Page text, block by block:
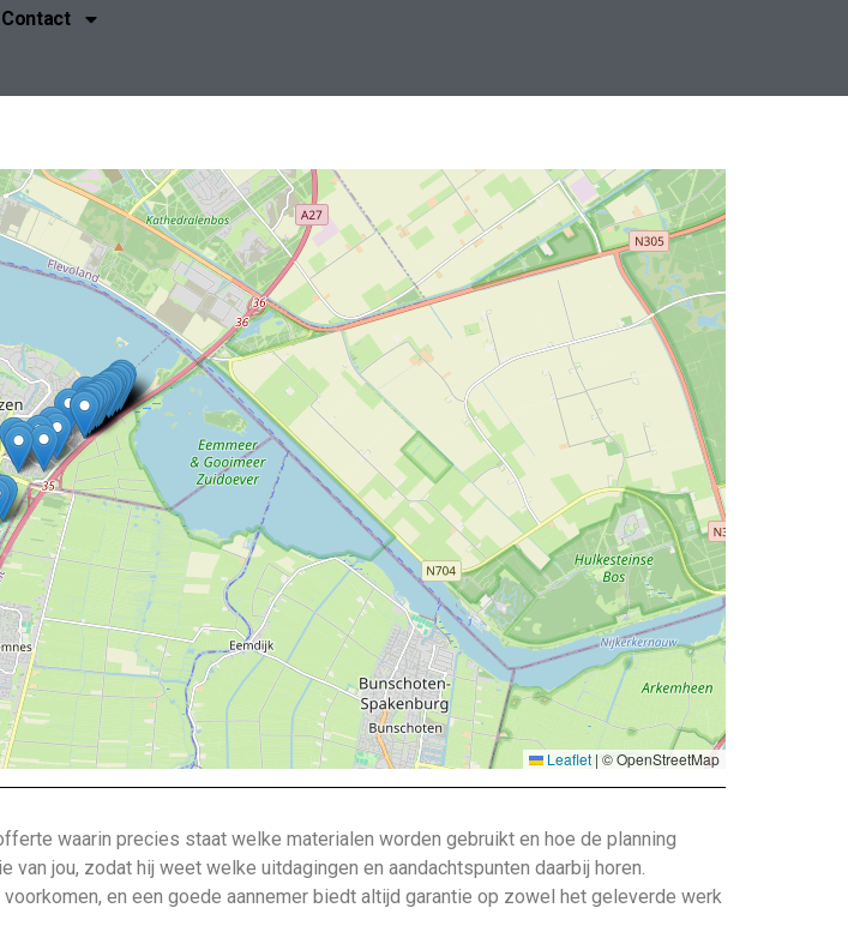
Contact
Leaflet | © OpenStreetMap
waarin precies staat welke materialen worden gebruikt en hoe de planning
jou, zodat hij weet welke uitdagingen en aandachtspunten daarbij horen.
en een goede aannemer biedt altijd garantie op zowel het geleverde werk